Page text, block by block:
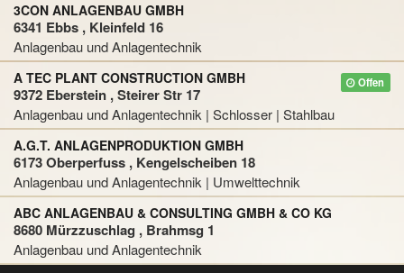
3CON ANLAGENBAU GMBH
6341 Ebbs , Kleinfeld 16
Anlagenbau und Anlagentechnik
Offen
A TEC PLANT CONSTRUCTION GMBH
9372 Eberstein , Steirer Str 17
Anlagenbau und Anlagentechnik | Schlosser | Stahlbau
A.G.T. ANLAGENPRODUKTION GMBH
6173 Oberperfuss , Kengelscheiben 18
Anlagenbau und Anlagentechnik | Umwelttechnik
ABC ANLAGENBAU & CONSULTING GMBH & CO KG
8680 Mürzzuschlag , Brahmsg 1
Anlagenbau und Anlagentechnik